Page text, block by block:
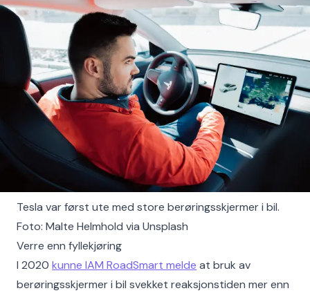
Tesla var først ute med store berøringsskjermer i bil.
Foto: Malte Helmhold via Unsplash
Verre enn fyllekjøring
I 2020 kunne IAM RoadSmart melde at bruk av
berøringsskjermer i bil svekket reaksjonstiden mer enn